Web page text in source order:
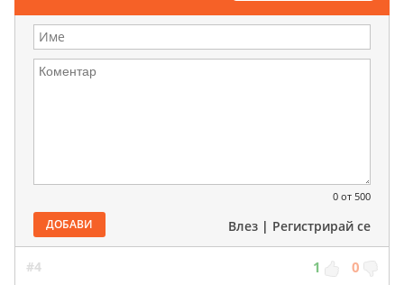
0 от 500
ДОБАВИ Влез | Регистрирай се
#4 1 0